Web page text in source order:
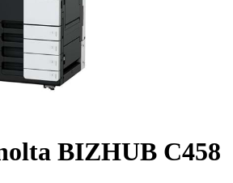
BIZHUB C458